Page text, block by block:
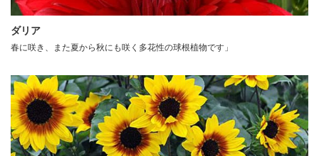
ダリア
春に咲き、また夏から秋にも咲く多花性の球根植物です」